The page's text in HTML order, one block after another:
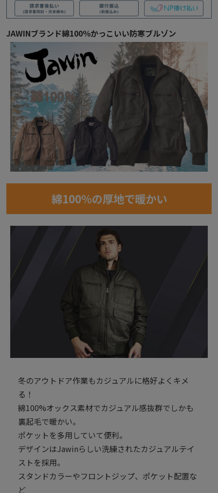
JAWINブランド綿100％かっこいい防寒ブルゾン
綿100％の厚地で暖かい
冬のアウトドア作業もカジュアルに格好よくキメ
る！
綿100%オックス素材でカジュアル感抜群でしかも
裏起毛で暖かい。
ポケットを多用していて便利。
デザインはJawinらしい洗練されたカジュアルテイ
ストを採用。
スタンドカラーやフロントジップ、ポケット配置な
ど